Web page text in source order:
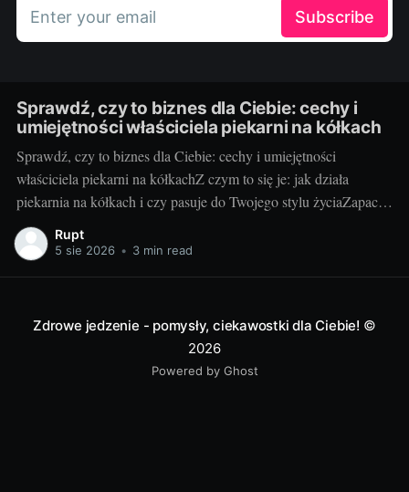
Enter your email Subscribe
Sprawdź, czy to biznes dla Ciebie: cechy i
umiejętności właściciela piekarni na kółkach
Sprawdź, czy to biznes dla Ciebie: cechy i umiejętności
właściciela piekarni na kółkachZ czym to się je: jak działa
piekarnia na kółkach i czy pasuje do Twojego stylu życiaZapach
świeżych bułek o świcie i uśmiechy klientów, gdy otwierasz
klapę auta – za to kocha się piekarnię na kółkach. To mobilny
Rupt
5 sie 2026 • 3 min read
Zdrowe jedzenie - pomysły, ciekawostki dla Ciebie! ©
2026
Powered by Ghost